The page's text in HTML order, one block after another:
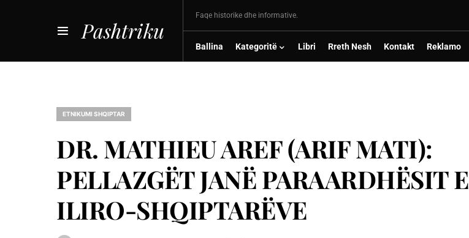
Pashtriku
Faqe historike dhe informative.
Ballina Kategoritë Libri Rreth Nesh Kontakt Reklamo
ETNIKUMI SHQIPTAR
DR. MATHIEU AREF (ARIF MATI):
PELLAZGËT JANË PARAARDHËSIT E
ILIRO-SHQIPTARËVE